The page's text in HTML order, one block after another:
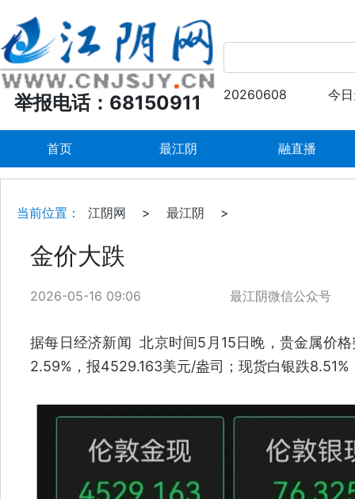
举报电话：68150911 20260608 今
首页 最江阴 融直播
当前位置： 江阴网 > 最江阴 >
金价大跌
2026-05-16 09:06 最江阴微信公众号
据每日经济新闻 北京时间5月15日晚，贵金属价
2.59%，报4529.163美元/盎司；现货白银跌